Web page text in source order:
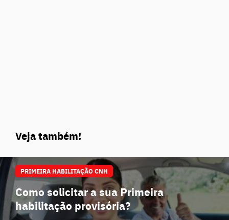
Veja também!
PRIMEIRA HABILITAÇÃO CNH
Como solicitar a sua Primeira
habilitação provisória?